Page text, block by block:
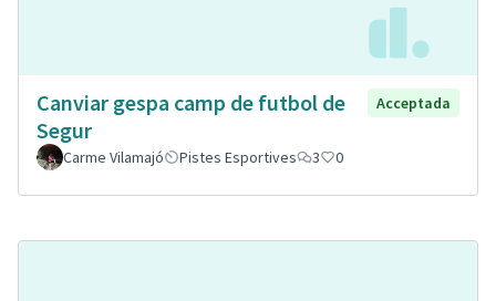
Canviar gespa camp de futbol de
Segur
Acceptada
Carme Vilamajó Pistes Esportives 3 0